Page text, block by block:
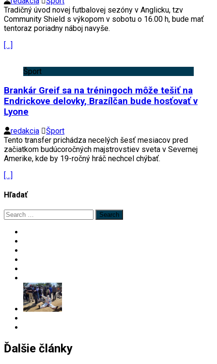
Tradičný úvod novej futbalovej sezóny v Anglicku, tzv
Community Shield s výkopom v sobotu o 16.00 h, bude mať
tentoraz poriadny náboj navyše.
[…]
Šport
Brankár Greif sa na tréningoch môže tešiť na
Endrickove delovky, Brazílčan bude hosťovať v
Lyone
redakcia
Šport
Tento transfer prichádza necelých šesť mesiacov pred
začiatkom budúcoročných majstrovstiev sveta v Severnej
Amerike, kde by 19-ročný hráč nechcel chýbať.
[…]
Hľadať
Search
for:
Ďalšie články